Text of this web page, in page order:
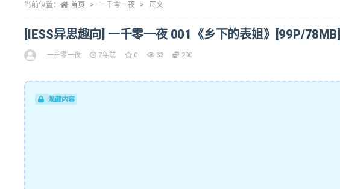
当前位置： 首页 一千零一夜 正文
[IESS异思趣向] 一千零一夜 001《乡下的表姐》[99P/78MB]
一千零一夜 7年前 0 33 200
隐藏内容